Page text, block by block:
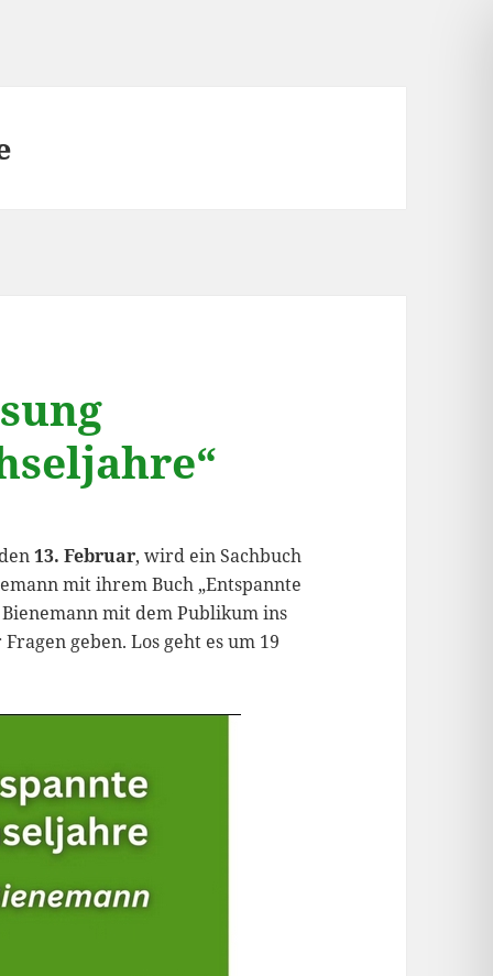
13. Februar, wird ein Sachbuch
mit ihrem Buch „Entspannte
mit dem Publikum ins
geben. Los geht es um 19